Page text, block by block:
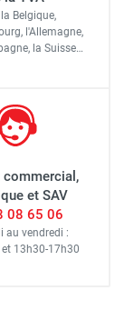
Belgique,
l'Allemagne,
la Suisse…
commercial,
et SAV
08 65 06
au vendredi :
et 13h30-17h30